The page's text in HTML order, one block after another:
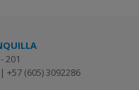
201
+57 (605) 3092286